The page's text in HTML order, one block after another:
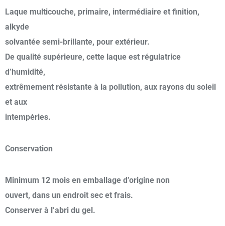
Laque multicouche, primaire, intermédiaire et finition,
alkyde
solvantée semi-brillante, pour extérieur.
De qualité supérieure, cette laque est régulatrice
d’humidité,
extrêmement résistante à la pollution, aux rayons du soleil
et aux
intempéries.
Conservation
Minimum 12 mois en emballage d’origine non
ouvert, dans un endroit sec et frais.
Conserver à l’abri du gel.